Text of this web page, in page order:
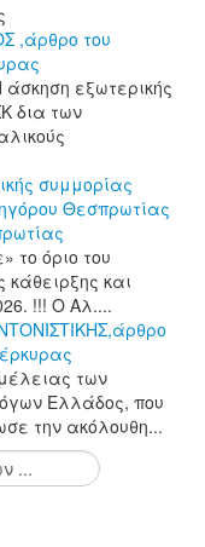
,άρθρο του
εξωτερικής
δια των
συμμορίας
Θεσπρωτίας
το όριο του
κάθειρξης και
!!! Ο Αλ....
των
Ελλάδος, που
την ακόλουθη...